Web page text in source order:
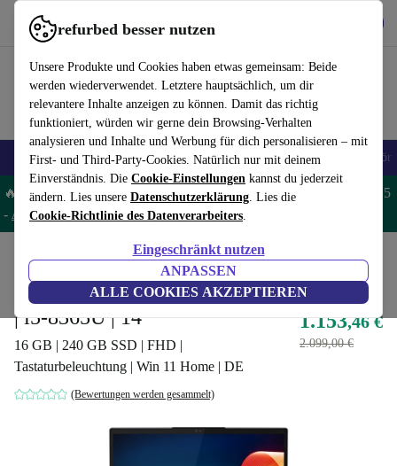
refurbed besser nutzen
Unsere Produkte und Cookies haben etwas gemeinsam: Beide
werden wiederverwendet. Letztere hauptsächlich, um dir
relevantere Inhalte anzeigen zu können. Damit das richtig
funktioniert, würden wir gerne dein Browsing-Verhalten
analysieren und Inhalte und Werbung für dich personalisieren – mit
First- und Third-Party-Cookies. Natürlich nur mit deinem
Einverständnis. Die Cookie-Einstellungen kannst du jederzeit
ändern. Lies unsere Datenschutzerklärung. Lies die
Cookie-Richtlinie des Datenverarbeiters.
Eingeschränkt nutzen
ANPASSEN
ALLE COOKIES AKZEPTIEREN
refurbed schnell und einfach nutzen
🎒 Back to school Handys Laptops Tablets Smartwatches Zubehör
🔥 Spare 5% EXTRA auf MacBooks und iPads – Code: MACPAD5
- AGB
Laptops Lenovo Laptops
Lenovo ThinkPad X1 Yoga G7
| i5-8365U | 14"
16 GB | 240 GB SSD | FHD |
Tastaturbeleuchtung | Win 11 Home | DE
(Bewertungen werden gesammelt)
1.153,46 €
2.099,00 €